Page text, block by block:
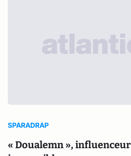
SPARADRAP
« Doualemn », influenceur